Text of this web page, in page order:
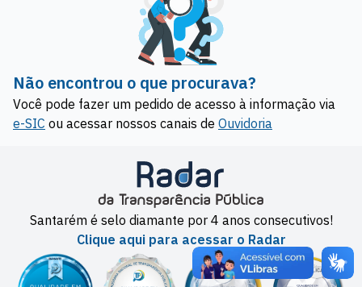
Não encontrou o que procurava?
Você pode fazer um pedido de acesso à informação via
e-SIC ou acessar nossos canais de Ouvidoria
Santarém é selo diamante por 4 anos consecutivos!
Clique aqui para acessar o Radar